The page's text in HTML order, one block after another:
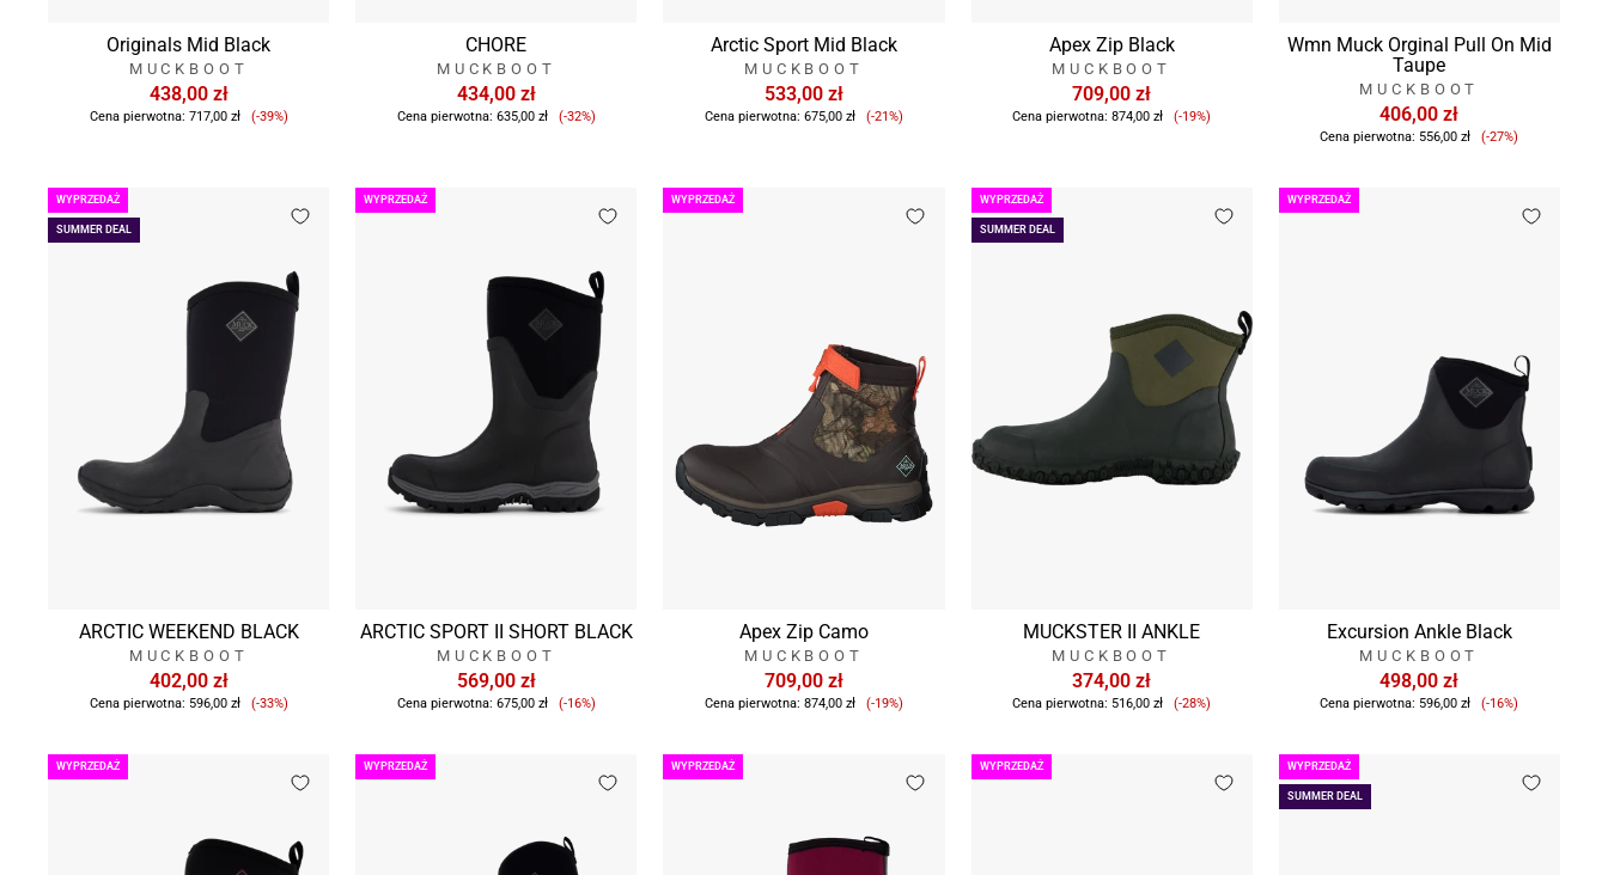
Originals Mid Black
MUCKBOOT
438,00 zł
Cena pierwotna: 717,00 zł
Cena
(-39%)
CHORE
MUCKBOOT
434,00 zł
Cena pierwotna: 635,00 zł
Cena
(-32%)
Arctic Sport Mid Black
MUCKBOOT
533,00 zł
Cena pierwotna: 675,00 zł
Cena
(-21%)
Apex Zip Black
MUCKBOOT
709,00 zł
Cena pierwotna:874,00 zł
Cena
(-19%)
Wmn Muck Orginal Pull On Mid
Taupe
MUCKBOOT
406,00 zł
Cena pierwotna: 556,00 zł
Cena
(-27%)
SUMMER DEAL
WYPRZEDAŻ
ARCTIC WEEKEND BLACK
MUCKBOOT
402,00 zł
Cena pierwotna: 596,00 zł
Cena
(-33%)
WYPRZEDAŻ
ARCTIC SPORT II SHORT BLACK
MUCKBOOT
569,00 zł
Cena pierwotna: 675,00 zł
Cena
(-16%)
WYPRZEDAŻ
Apex Zip Camo
MUCKBOOT
709,00 zł
Cena pierwotna: 874,00 zł
Cena
(-19%)
SUMMER DEAL
WYPRZEDAŻ
MUCKSTER II ANKLE
MUCKBOOT
374,00 zł
Cena pierwotna: 516,00 zł
Cena
(-28%)
WYPRZEDAŻ
Excursion Ankle Black
MUCKBOOT
498,00 zł
Cena pierwotna: 596,00 zł
Cena
(-16%)
WYPRZEDAŻ WYPRZEDAŻ WYPRZEDAŻ WYPRZEDAŻ
SUMMER DEAL
WYPRZEDAŻ